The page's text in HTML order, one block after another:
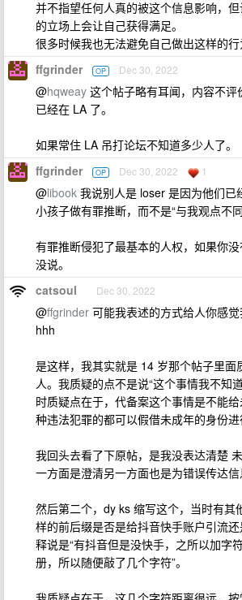
并不指望任何人真的被这个信息影响，但
的立场上会让自己获得满足。
很多时候我也无法避免自己做出这样的行
ffgrinder OP Dec 30, 2022
@hqweay 这个帖子略有耳闻，内容不
已经在 LA 了。
如果常住 LA 吊打论坛不知道多少人了。
ffgrinder OP Dec 30, 2022 1
@libook 我说别人是 loser 是因为他们已
小孩子做有罪推断，而不是“与我观点不同
有罪推断侵犯了最基本的人权，如果你
没说。
catsoul Dec 30, 2022
@ffgrinder 可能我表述的方式给人你感
hhh
是这样，我其实就是 14 岁那个帖子里面
人。我质疑的点不是说“这个事情我不知
时质疑点在于，代备案这个事情是不能
种违法犯罪的都可以假借未成年的身份进
我回头去看了下原帖，是我没表达清楚
一方面是澄清另一方面也是为错误传达
然后第二个，dy ks 缩写这个，当时有其
样的前后缀是否是给抖音快手账户引流
释说是“有抖音但是没快手，之所以加字
册，所以随便敲了几个字符”。